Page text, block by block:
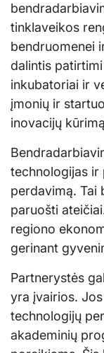
tinklaveikos
bendruomenei
dalintis
inkubatoriai ir
įmonių ir
inovacijų
technologijas ir
perdavimą. Tai
paruošti
regiono
gerinant
Partnerystės
yra įvairios.
technologijų
akademinių